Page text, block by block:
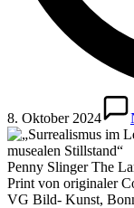
8. Oktober 2024
Penny Slinger The
Print von originaler
VG Bild- Kunst,